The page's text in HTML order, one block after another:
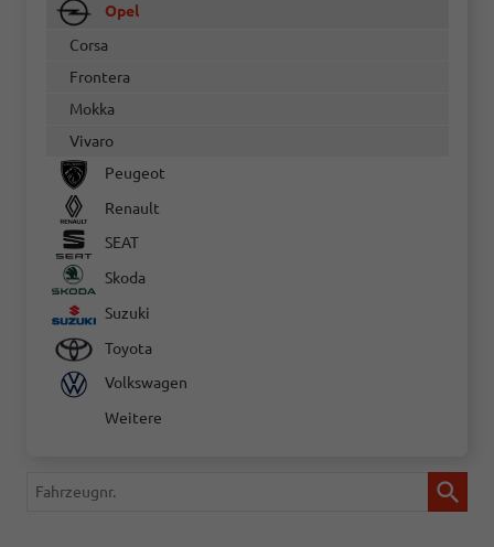
Opel
Corsa
Frontera
Mokka
Vivaro
Peugeot
Renault
SEAT
Skoda
Suzuki
Toyota
Volkswagen
Weitere
Fahrzeugnr.